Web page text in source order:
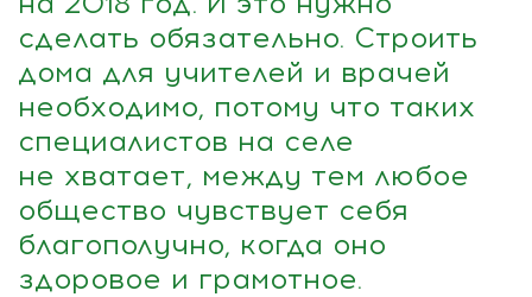
сделать обязательно. Строить
дома для учителей и врачей
необходимо, потому что таких
специалистов на селе
не хватает, между тем любое
общество чувствует себя
благополучно, когда оно
здоровое и грамотное.